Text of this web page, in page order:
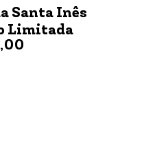
Santa Inês
Limitada